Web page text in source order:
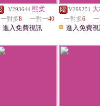
V293644 熙柔
一對多8 一對一40
進入免費視訊
V299251
一對多6
進入免費